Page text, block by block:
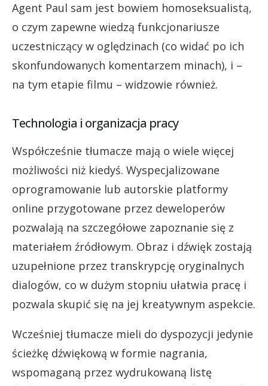
Agent Paul sam jest bowiem homoseksualistą,
o czym zapewne wiedzą funkcjonariusze
uczestniczący w oględzinach (co widać po ich
skonfundowanych komentarzem minach), i –
na tym etapie filmu – widzowie również.
Technologia i organizacja pracy
Współcześnie tłumacze mają o wiele więcej
możliwości niż kiedyś. Wyspecjalizowane
oprogramowanie lub autorskie platformy
online przygotowane przez deweloperów
pozwalają na szczegółowe zapoznanie się z
materiałem źródłowym. Obraz i dźwięk zostają
uzupełnione przez transkrypcję oryginalnych
dialogów, co w dużym stopniu ułatwia pracę i
pozwala skupić się na jej kreatywnym aspekcie.
Wcześniej tłumacze mieli do dyspozycji jedynie
ścieżkę dźwiękową w formie nagrania,
wspomaganą przez wydrukowaną listę